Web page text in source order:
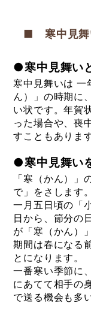
■ 寒中見舞
●寒中見舞い
寒中見舞いは 一
ん）」の時期に
い状です。年賀
った場合や、喪
すこともあります
●寒中見舞い
「寒（かん）」
で」をさします。
一月五日頃の「
日から、節分の
が「寒（かん）
期間は春になる
とになります。
一番寒い季節に
にあてて相手の
で送る機会も多